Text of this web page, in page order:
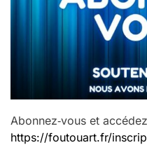
Abonnez‑vous et
https://foutouart.fr/